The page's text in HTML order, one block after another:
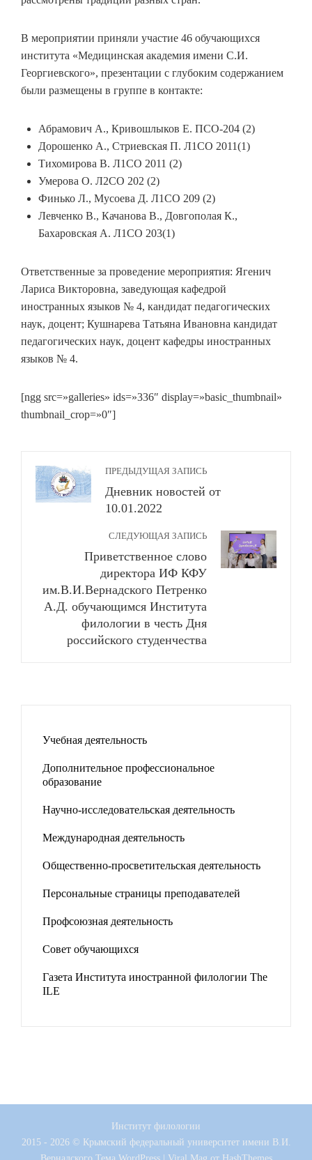
В мероприятии приняли участие 46 обучающихся
института «Медицинская академия имени С.И.
Георгиевского», презентации с глубоким содержанием
были размещены в группе в контакте:
Абрамович А., Кривошлыков Е. ПСО-204 (2)
Дорошенко А., Стриевская П. Л1СО 2011(1)
Тихомирова В. Л1СО 2011 (2)
Умерова О. Л2СО 202 (2)
Финько Л., Мусоева Д. Л1СО 209 (2)
Левченко В., Качанова В., Довгополая К.,
Бахаровская А. Л1СО 203(1)
Ответственные за проведение мероприятия: Ягенич
Лариса Викторовна, заведующая кафедрой
иностранных языков № 4, кандидат педагогических
наук, доцент; Кушнарева Татьяна Ивановна кандидат
педагогических наук, доцент кафедры иностранных
языков № 4.
[ngg src=»galleries» ids=»336″ display=»basic_thumbnail»
thumbnail_crop=»0″]
ПРЕДЫДУЩАЯ ЗАПИСЬ
Дневник новостей от
10.01.2022
СЛЕДУЮЩАЯ ЗАПИСЬ
Приветственное слово
директора ИФ КФУ
им.В.И.Вернадского Петренко
А.Д. обучающимся Института
филологии в честь Дня
российского студенчества
Учебная деятельность
Дополнительное профессиональное
образование
Научно-исследовательская деятельность
Международная деятельность
Общественно-просветительская деятельность
Персональные страницы преподавателей
Профсоюзная деятельность
Совет обучающихся
Газета Института иностранной филологии The
ILE
Институт филологии
2015 - 2026 © Крымский федеральный университет имени В.И.